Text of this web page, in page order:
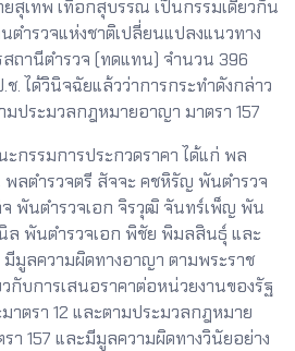
ทพ เทือกสุบรรณ เป็นกรรมเดียวกัน
ำรวจแห่งชาติเปลี่ยนแปลงแนวทาง
สถานีตำรวจ (ทดแทน) จำนวน 396
. ได้วินิจฉัยแล้วว่าการกระทำดังกล่าว
ประมวลกฎหมายอาญา มาตรา 157
รมการประกวดราคา ได้แก่ พล
ลตำรวจตรี สัจจะ คชหิรัญ พันตำรวจ
พันตำรวจเอก จิรวุฒิ จันทร์เพ็ญ พัน
ล พันตำรวจเอก พิชัย พิมลสินธุ์ และ
มูลความผิดทางอาญา ตามพระราช
กับการเสนอราคาต่อหน่วยงานของรัฐ
าตรา 12 และตามประมวลกฎหมาย
า 157 และมีมูลความผิดทางวินัยอย่าง